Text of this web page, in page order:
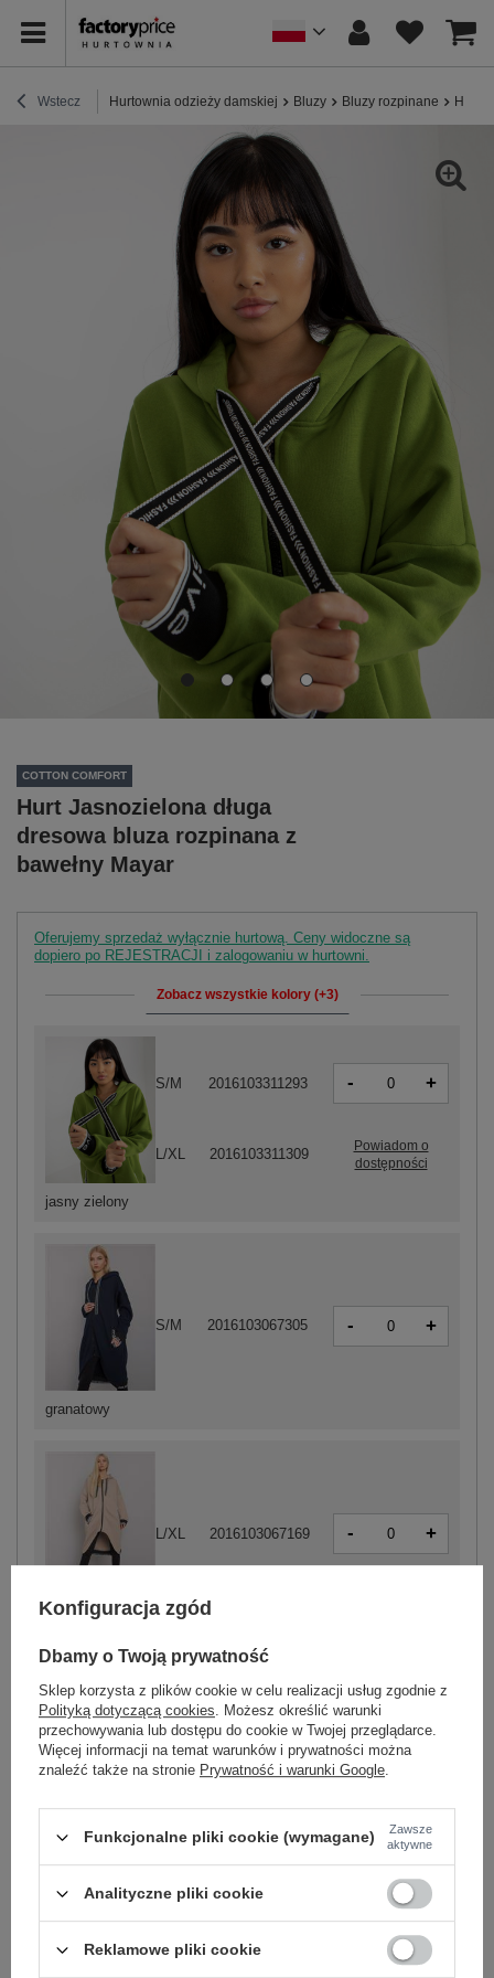
Wstecz Hurtownia odzieży damskiej Bluzy Bluzy rozpinane Hurt
COTTON COMFORT
Hurt Jasnozielona długa
dresowa bluza rozpinana z
bawełny Mayar
Oferujemy sprzedaż wyłącznie hurtową. Ceny widoczne są
dopiero po REJESTRACJI i zalogowaniu w hurtowni.
Zobacz wszystkie kolory (+3)
granatowy
S/M 2016103067305 - +
beżowy
L/XL 2016103067169 - +
S/M 2016103311279 -
L/XL 2016103311286 -
jasny zielony
S/M 2016103311293 - +
L/XL 2016103311309
Powiadom o
dostępności
Zobacz wszystkie kolory (+3)
ZALOGUJ SIĘ I ZOBACZ CENĘ
Konfiguracja zgód
Dbamy o Twoją prywatność
Sklep korzysta z plików cookie w celu realizacji usług zgodnie z
Polityką dotyczącą cookies. Możesz określić warunki
przechowywania lub dostępu do cookie w Twojej przeglądarce.
Więcej informacji na temat warunków i prywatności można
znaleźć także na stronie Prywatność i warunki Google.
Funkcjonalne pliki cookie (wymagane)
Zawsze
aktywne
Analityczne pliki cookie
Reklamowe pliki cookie